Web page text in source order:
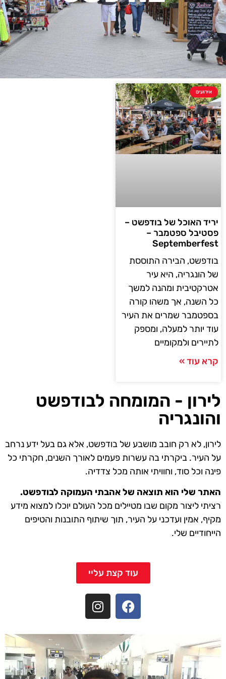
אירועים
יריד האוכל של בודפשט –
פסטיבל ספטמבר –
Septemberfest
בודפשט, הבירה התוססת
של הונגריה, היא עיר
אטרקטיבית ומהנה למשך
כל השנה, אך משהו קורה
בספטמבר שמרים את העיר
עוד יותר למעלה, ומספק
לתיירים ולמקומיים
קרא עוד »
לירון - המומחה לבודפשט
והונגריה
לירון, לא רק חובב מושבע של בודפשט, אלא גם בעל ידע נרחב
על העיר. ביקרתי בה עשרות פעמים לאורך השנים, חקרתי כל
פינה וכל סוד, וחוויתי אותה מכל צדדיה.
האתר שלי הוא תוצאה של אהבתי העמוקה לבודפשט.
רציתי ליצור מקום שבו מטיילים מכל העולם יוכלו למצוא מידע
מקיף, אמין ועדכני על העיר, תוך שיתוף התובנות והטיפים
הייחודיים שלי.
עוד קצת עליי